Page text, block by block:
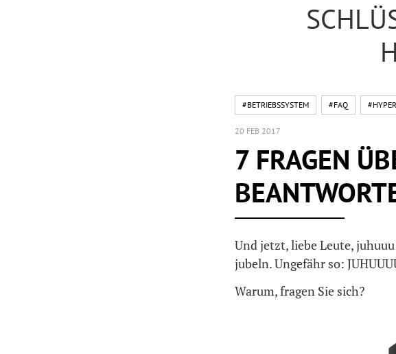
#BETRIEBSSYSTEM #FAQ
20 FEB 2017
7 FRAGEN
Und jetzt, liebe Leute,
jubeln. Ungefähr so:
Warum, fragen Sie sich?